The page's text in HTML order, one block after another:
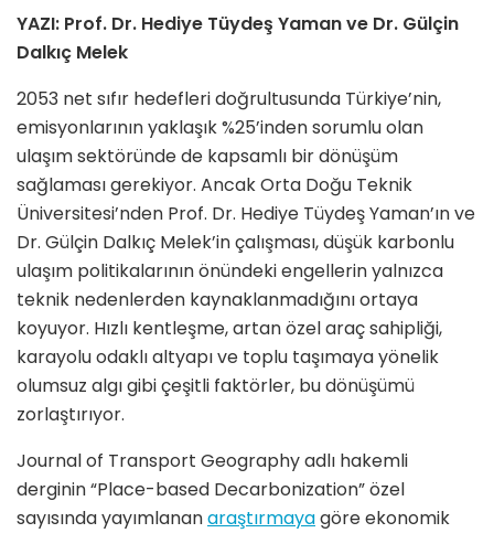
YAZI: Prof. Dr. Hediye Tüydeş Yaman ve Dr. Gülçin
Dalkıç Melek
2053 net sıfır hedefleri doğrultusunda Türkiye’nin,
emisyonlarının yaklaşık %25’inden sorumlu olan
ulaşım sektöründe de kapsamlı bir dönüşüm
sağlaması gerekiyor. Ancak Orta Doğu Teknik
Üniversitesi’nden Prof. Dr. Hediye Tüydeş Yaman’ın ve
Dr. Gülçin Dalkıç Melek’in çalışması, düşük karbonlu
ulaşım politikalarının önündeki engellerin yalnızca
teknik nedenlerden kaynaklanmadığını ortaya
koyuyor. Hızlı kentleşme, artan özel araç sahipliği,
karayolu odaklı altyapı ve toplu taşımaya yönelik
olumsuz algı gibi çeşitli faktörler, bu dönüşümü
zorlaştırıyor.
Journal of Transport Geography adlı hakemli
derginin “Place-based Decarbonization” özel
sayısında yayımlananaraştırmayagöre ekonomik